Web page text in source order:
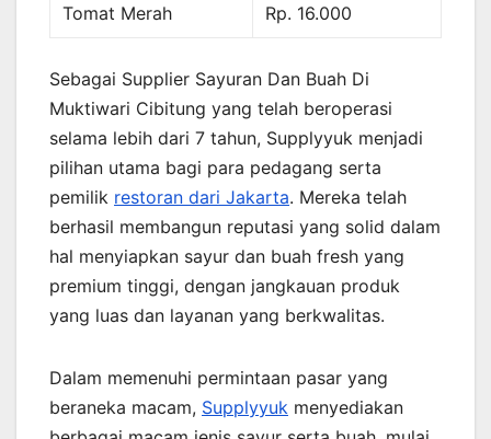
Tomat Merah Rp. 16.000
Sebagai Supplier Sayuran Dan Buah Di
Muktiwari Cibitung yang telah beroperasi
selama lebih dari 7 tahun, Supplyyuk menjadi
pilihan utama bagi para pedagang serta
pemilik restoran dari Jakarta. Mereka telah
berhasil membangun reputasi yang solid dalam
hal menyiapkan sayur dan buah fresh yang
premium tinggi, dengan jangkauan produk
yang luas dan layanan yang berkwalitas.
Dalam memenuhi permintaan pasar yang
beraneka macam, Supplyyuk menyediakan